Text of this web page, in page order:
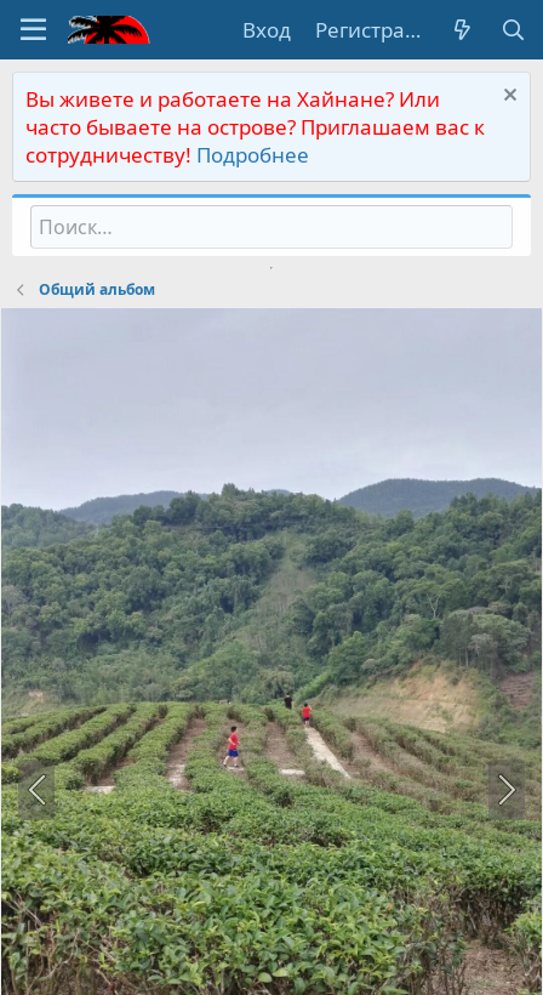
Вход Регистрация
Вы живете и работаете на Хайнане? Или
часто бываете на острове? Приглашаем вас к
сотрудничеству! Подробнее
Общий альбом